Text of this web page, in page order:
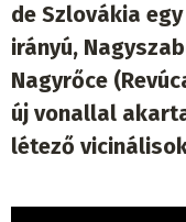
de Szlovákia
irányú,
Nagyrőce
új vonallal
létező